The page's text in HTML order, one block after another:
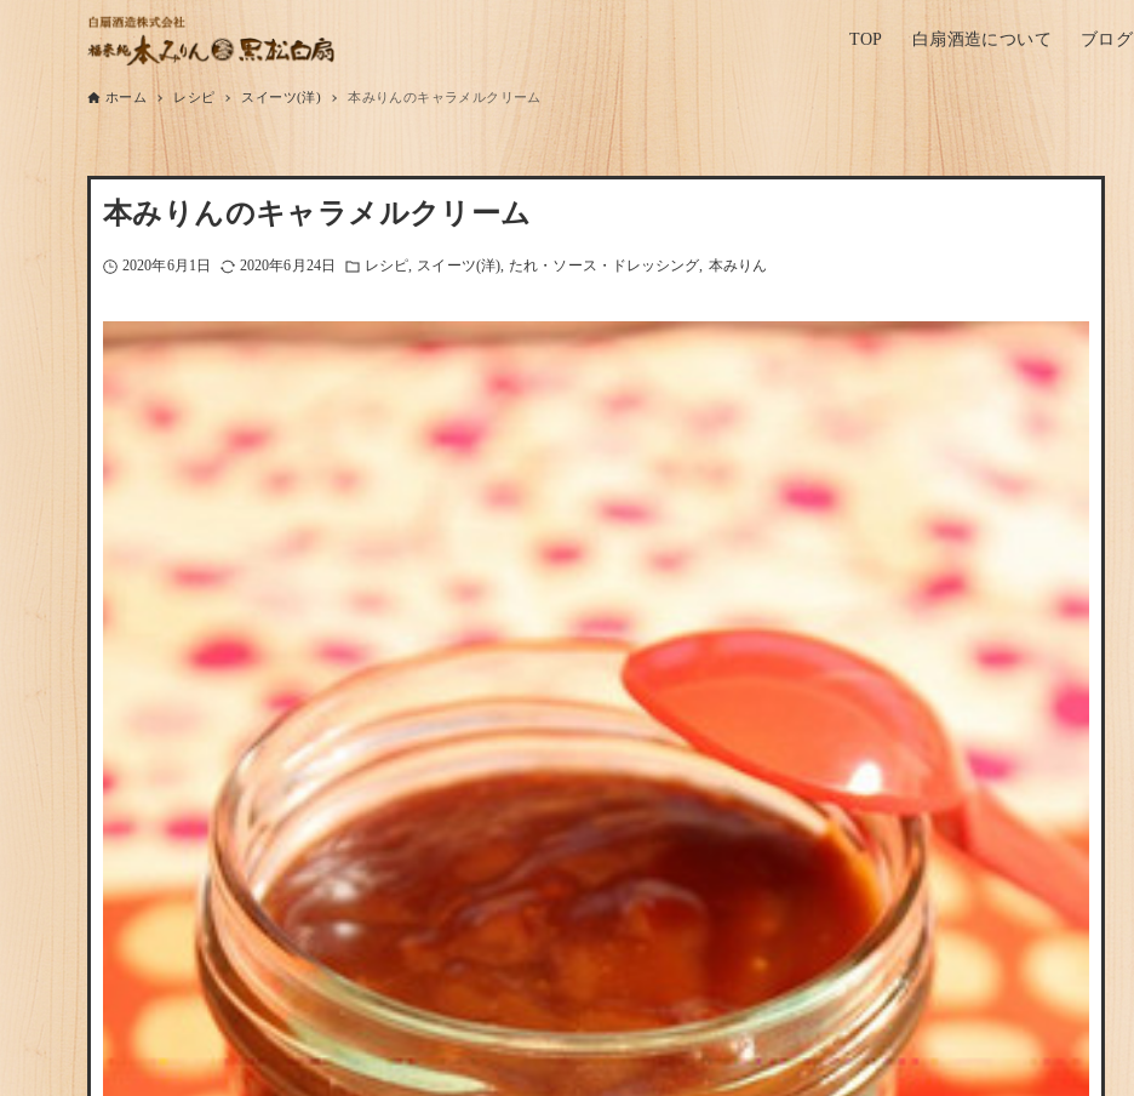
TOP 白扇酒造について ブログ
ホーム レシピ スイーツ(洋) 本みりんのキャラメルクリーム
本みりんのキャラメルクリーム
2020年6月1日 2020年6月24日 レシピ スイーツ(洋) たれ・ソース・ドレッシング 本みりん